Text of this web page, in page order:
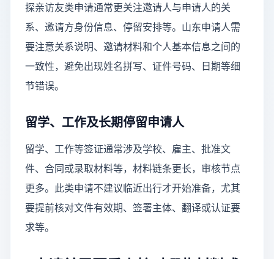
探亲访友类申请通常更关注邀请人与申请人的关
系、邀请方身份信息、停留安排等。山东申请人需
要注意关系说明、邀请材料和个人基本信息之间的
一致性，避免出现姓名拼写、证件号码、日期等细
节错误。
留学、工作及长期停留申请人
留学、工作等签证通常涉及学校、雇主、批准文
件、合同或录取材料等，材料链条更长，审核节点
更多。此类申请不建议临近出行才开始准备，尤其
要提前核对文件有效期、签署主体、翻译或认证要
求等。